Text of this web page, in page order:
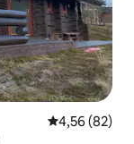
4,56 (82)